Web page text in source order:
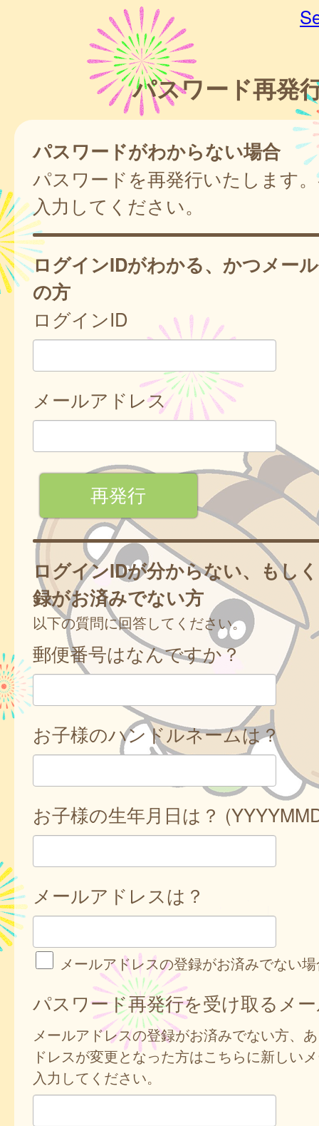
パスワード再発
パスワードがわからない場合
パスワードを再発行いたします
入力してください。
ログインIDがわかる、かつメー
の方
ログインID
メールアドレス
ログインIDが分からない、もし
録がお済みでない方
以下の質問に回答してください。
郵便番号はなんですか？
お子様のハンドルネームは？
お子様の生年月日は？
メールアドレスは？
メールアドレスの登録がお済みでない
パスワード再発行を受け取るメ
メールアドレスの登録がお済みでない方、
ドレスが変更となった方はこちらに新しい
入力してください。